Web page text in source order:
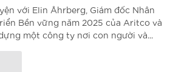
với Elin Åhrberg, Giám đốc Nhân
Bền vững năm 2025 của Aritco và
một công ty nơi con người và...